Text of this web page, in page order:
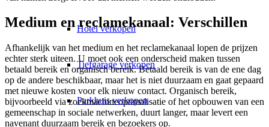
Hotel verkopen
Tiefgarage verkopen
Parkhuis verkopen
Medium en reclamekanaal: Verschillen
Afhankelijk van het medium en het reclamekanaal lopen de prijzen
echter sterk uiteen. U moet ook een onderscheid maken tussen
betaald bereik en organisch bereik. Betaald bereik is van de ene dag
op de andere beschikbaar, maar het is niet duurzaam en gaat gepaard
met nieuwe kosten voor elk nieuw contact. Organisch bereik,
bijvoorbeeld via zoekmachineoptimalisatie of het opbouwen van een
gemeenschap in sociale netwerken, duurt langer, maar levert een
navenant duurzaam bereik en bezoekers op.